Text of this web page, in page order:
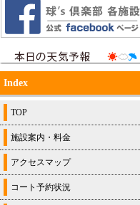
Index
TOP
施設案内・料金
アクセスマップ
コート予約状況